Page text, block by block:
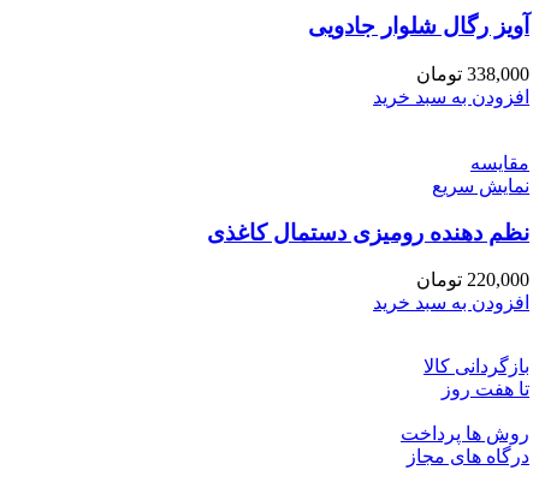
آویز رگال شلوار جادویی
338,000 تومان
افزودن به سبد خرید
مقايسه
نمایش سریع
نظم دهنده رومیزی دستمال کاغذی
220,000 تومان
افزودن به سبد خرید
بازگردانی کالا
تا هفت روز
روش ها پرداخت
درگاه های مجاز